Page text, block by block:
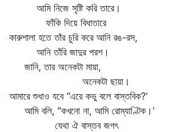
আমি নিজে সৃষ্টি করি তারে।
ফাঁকি দিয়ে বিধাতারে
কারুশালা হতে তাঁর চুরি করে আনি রঙ-রস,
আনি তাঁরি জাদুর পরশ।
জানি, তার অনেকটা মায়া,
অনেকটা ছায়া।
আমারে শুধাও যবে "এরে কভু বলে বাস্তবিক?'
আমি বলি, "কখনো না, আমি রোম্যাণ্টিক।'
যেথা ঐ বাস্তব জগৎ